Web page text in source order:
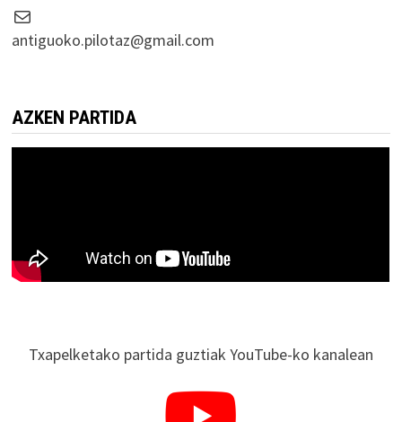
Correo electrónico
antiguoko.pilotaz@gmail.com
AZKEN PARTIDA
Txapelketako partida guztiak YouTube-ko kanalean